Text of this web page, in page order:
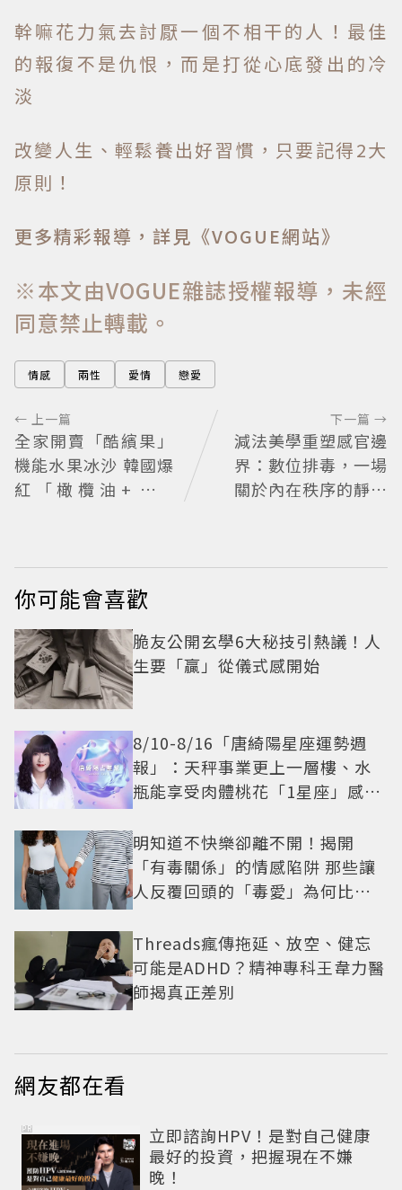
幹嘛花力氣去討厭一個不相干的人！最佳
的報復不是仇恨，而是打從心底發出的冷
淡
改變人生、輕鬆養出好習慣，只要記得2大
原則！
更多精彩報導，詳見《VOGUE網站》
※本文由VOGUE雜誌授權報導，未經
同意禁止轉載。
情感 兩性 愛情 戀愛
← 上一篇
全家開賣「酷繽果」
機能水果冰沙 韓國爆
紅「橄欖油+檸檬
下一篇 →
減法美學重塑感官邊
界：數位排毒，一場
關於內在秩序的靜謐
你可能會喜歡
脆友公開玄學6大秘技引熱議！人
生要「贏」從儀式感開始
8/10-8/16「唐綺陽星座運勢週
報」：天秤事業更上一層樓、水
瓶能享受肉體桃花「1星座」感情
明知道不快樂卻離不開！揭開
「有毒關係」的情感陷阱 那些讓
人反覆回頭的「毒愛」為何比菸
Threads瘋傳拖延、放空、健忘
可能是ADHD？精神專科王韋力醫
師揭真正差別
網友都在看
立即諮詢HPV！是對自己健康
最好的投資，把握現在不嫌
晚！
PR